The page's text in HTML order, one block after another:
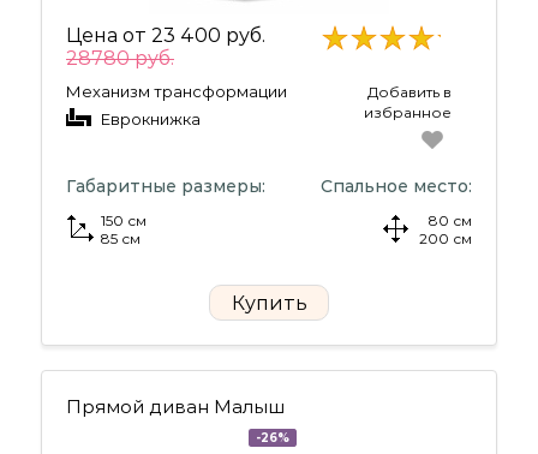
Цена от 23 400 руб.
28780 руб.
Механизм трансформации
Еврокнижка
Добавить в
избранное
Габаритные размеры:
150 см
85 см
Спальное место:
80 см
200 см
Купить
Прямой диван Малыш
-26%